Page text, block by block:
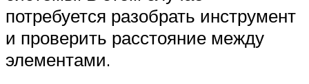
потребуется разобрать инструмент
и проверить расстояние между
элементами.